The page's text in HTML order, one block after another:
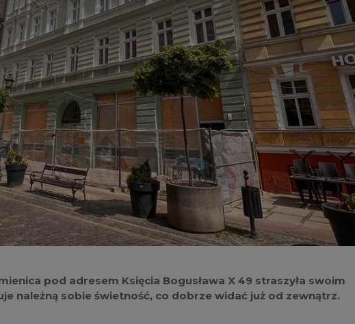
pod adresem Księcia Bogusława X 49 straszyła swoim
należną sobie świetność, co dobrze widać już od zewnątrz.